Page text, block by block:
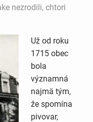
nezrodili, chtori
Už od roku
1715 obec
bola
významná
najmä tým,
že spomína
pivovar,